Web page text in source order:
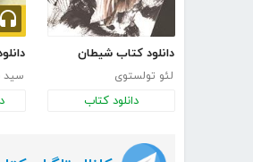
دانلود کتاب شیطان
لئو تولستوی
دانلود کتاب
سید